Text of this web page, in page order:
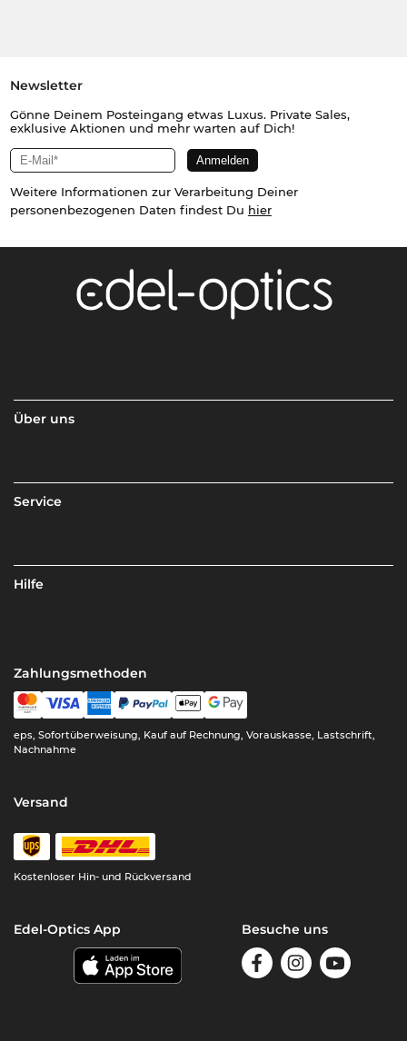
Newsletter
Gönne Deinem Posteingang etwas Luxus. Private Sales,
exklusive Aktionen und mehr warten auf Dich!
Weitere Informationen zur Verarbeitung Deiner
personenbezogenen Daten findest Du hier
Über uns
Service
Hilfe
Zahlungsmethoden
eps, Sofortüberweisung, Kauf auf Rechnung, Vorauskasse, Lastschrift,
Nachnahme
Versand
Kostenloser Hin- und Rückversand
Edel-Optics App Besuche uns